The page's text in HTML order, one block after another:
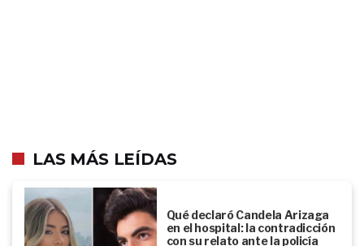
LAS MÁS LEÍDAS
Qué declaró Candela Arizaga
en el hospital: la contradicción
con su relato ante la policía